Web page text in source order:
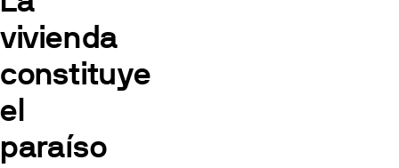
vivienda
constituye
el
paraíso